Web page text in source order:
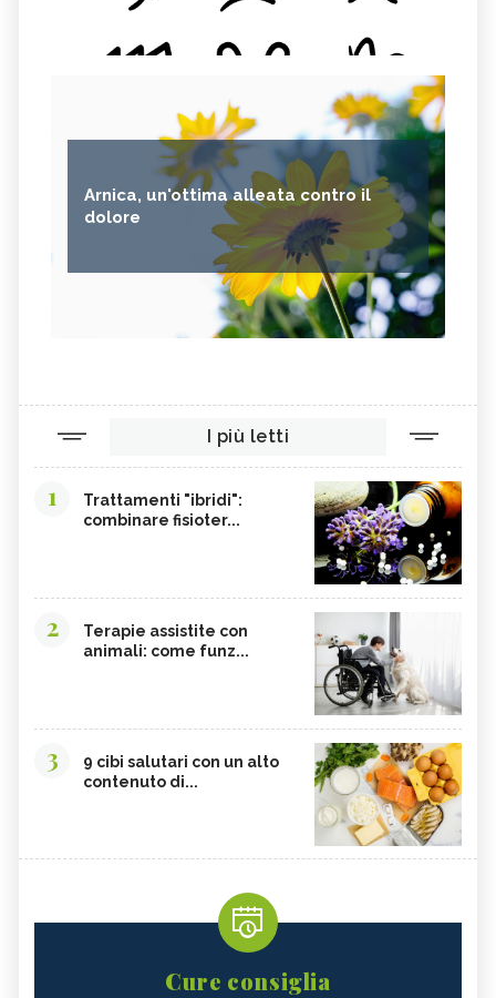
Arnica, un'ottima alleata contro il
dolore
I più letti
1
Trattamenti "ibridi":
combinare fisioter...
2
Terapie assistite con
animali: come funz...
3
9 cibi salutari con un alto
contenuto di...
Cure consiglia